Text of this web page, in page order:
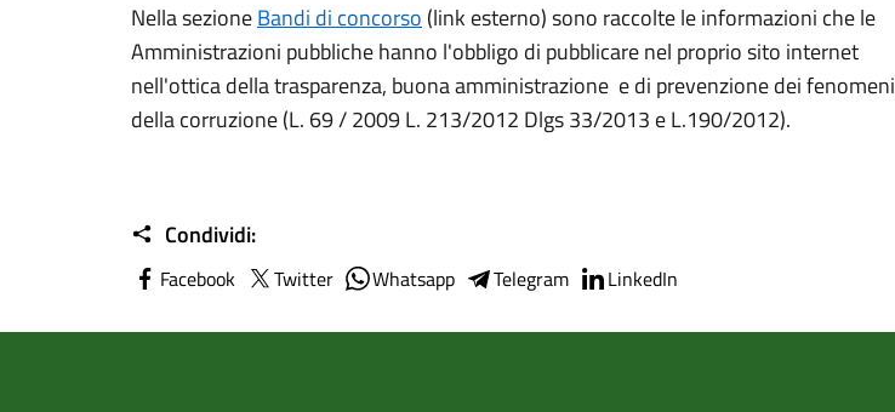
Nella sezioneBandi di concorso (link esterno) sono raccolte le informazioni che le
Amministrazioni pubbliche hanno l'obbligo di pubblicare nel proprio sito internet
nell'ottica della trasparenza, buona amministrazione e di prevenzione dei fenomeni
della corruzione (L. 69 / 2009 L. 213/2012 Dlgs 33/2013 e L.190/2012).
Condividi:
Facebook Twitter Whatsapp Telegram LinkedIn